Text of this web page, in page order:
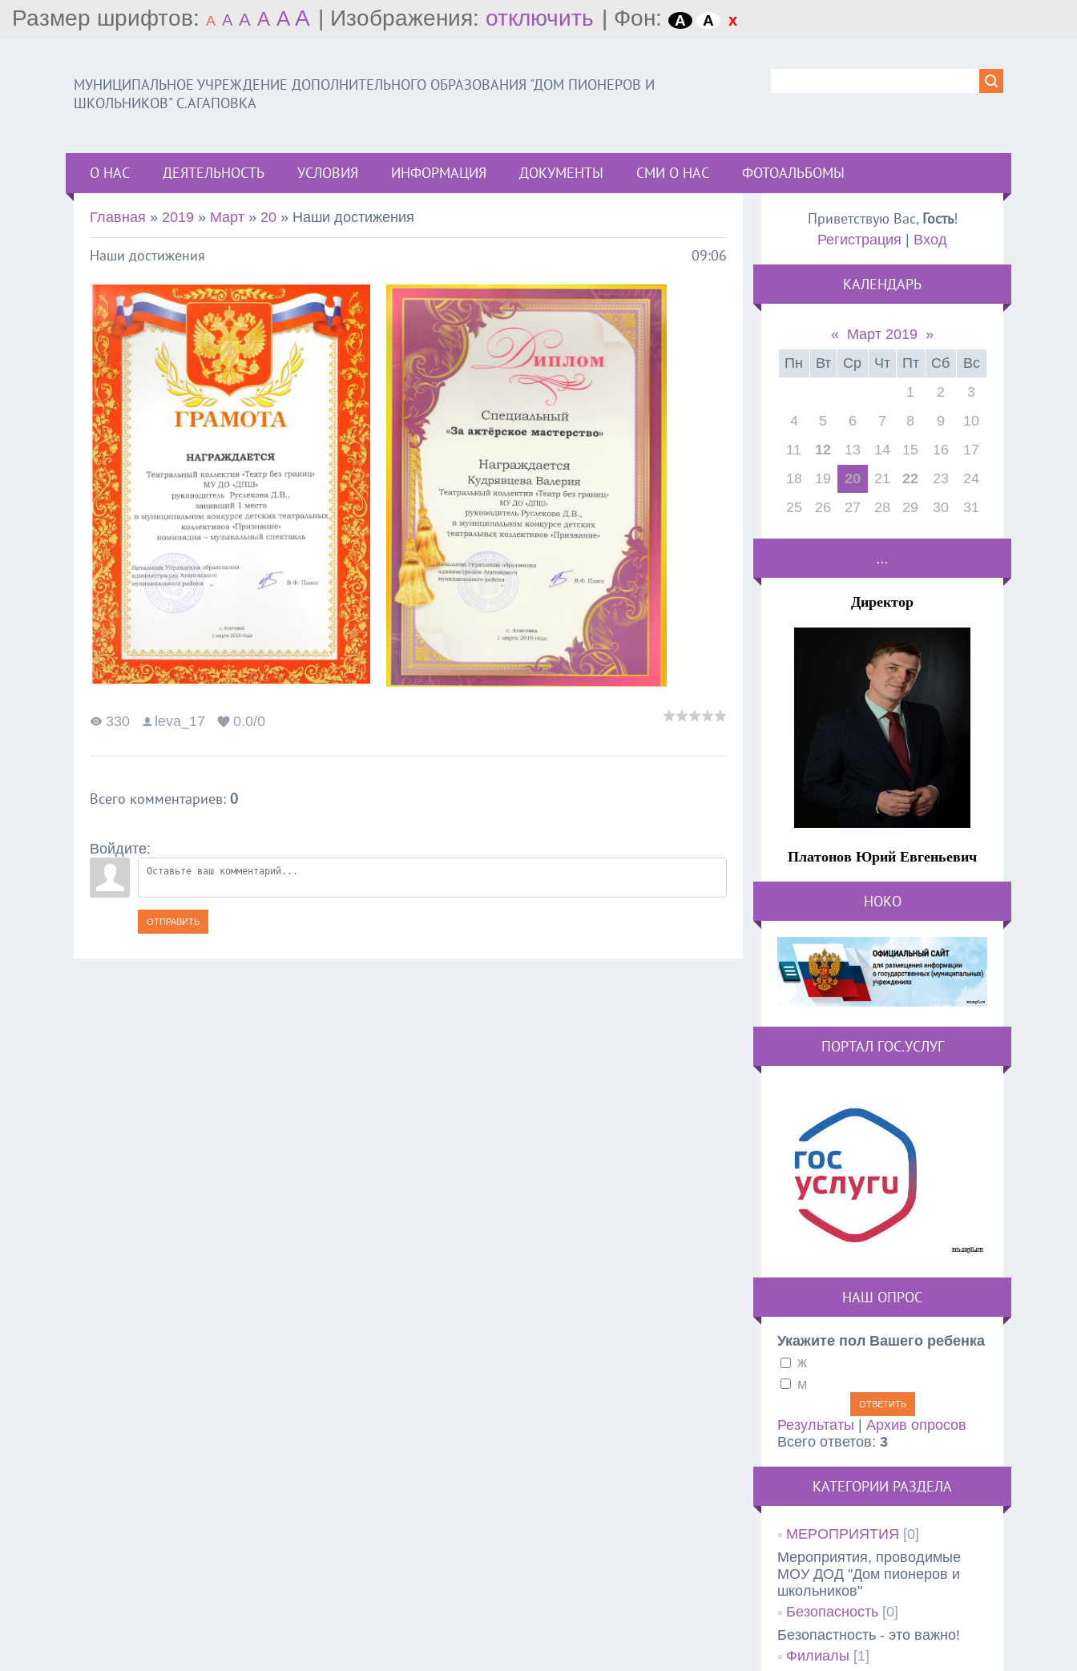
Размер шрифтов: A A A A A A | Изображения: отключить | Фон: A A x
МУНИЦИПАЛЬНОЕ УЧРЕЖДЕНИЕ ДОПОЛНИТЕЛЬНОГО ОБРАЗОВАНИЯ "ДОМ ПИОНЕРОВ И
ШКОЛЬНИКОВ" С.АГАПОВКА
О НАС ДЕЯТЕЛЬНОСТЬ УСЛОВИЯ ИНФОРМАЦИЯ ДОКУМЕНТЫ СМИ О НАС ФОТОАЛЬБОМЫ
Главная » 2019 » Март » 20 » Наши достижения
09:06
Наши достижения
330 leva_17 0.0/0
Всего комментариев: 0
Войдите:
ОТПРАВИТЬ
Приветствую Вас, Гость!
Регистрация Вход
КАЛЕНДАРЬ
« Март 2019 »
Пн
Вт Ср Чт Пт Сб
Вс
1
2
3
4
5 6 7 8 9
10
11
12 13 14 15 16
17
18
19 20 21 22 23
24
25
26 27 28 29 30 31
...
Директор
Платонов Юрий Евгеньевич
НОКО
ПОРТАЛ ГОС.УСЛУГ
НАШ ОПРОС
Укажите пол Вашего ребенка
ж
м
Результаты |Архив опросов
Всего ответов:3
КАТЕГОРИИ РАЗДЕЛА
МЕРОПРИЯТИЯ [0]
Мероприятия, проводимые
МОУ ДОД "Дом пионеров и
школьников"
Безопасность [0]
Безопастность - это важно!
Филиалы [1]